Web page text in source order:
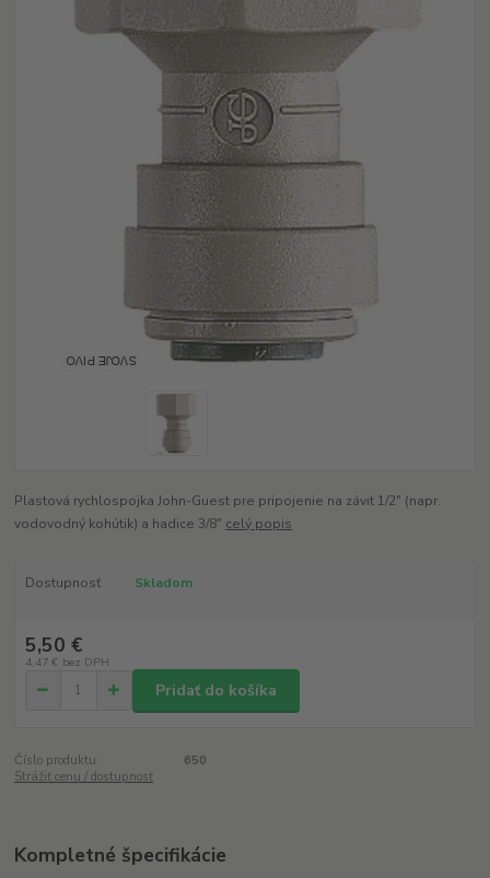
Plastová rychlospojka John-Guest pre pripojenie na závit 1/2" (napr.
vodovodný kohútik) a hadice 3/8" celý popis
Dostupnosť Skladom
5,50 €
4,47 € bez DPH
Pridať do košíka
Číslo produktu:
650
Strážiť cenu / dostupnosť
Kompletné špecifikácie